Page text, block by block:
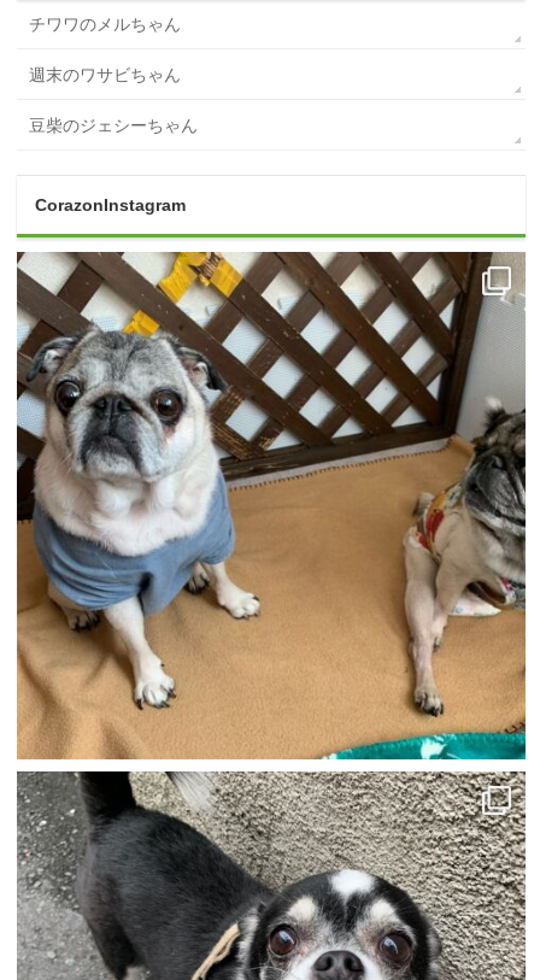
チワワのメルちゃん
週末のワサビちゃん
豆柴のジェシーちゃん
CorazonInstagram